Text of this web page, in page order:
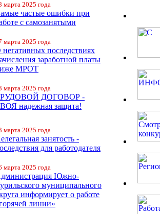
марта 2025 года
частые ошибки при
с самозанятыми
марта 2025 года
последствиях
заработной платы
МРОТ
марта 2025 года
ДОГОВОР -
надежная защита!
марта 2025 года
занятость -
для работодателя
марта 2025 года
Южно-
муниципального
информирует о работе
линии»